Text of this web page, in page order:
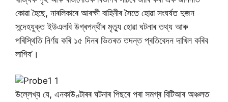
কোৱা হৈছে, নাৰলিকাৰে আৰক্ষী বাহিনীৰ সৈতে হোৱা সংঘৰ্ষত দুজন
সন্দেহযুক্ত ইউএলবি উগ্ৰপন্থীৰ মৃত্যু হোৱা ঘটনাৰ তথ্য আৰু
পৰিস্থিতি নিৰ্ণয় কৰি ১৫ দিনৰ ভিতৰত তদন্ত প্ৰতিবেদন দাখিল কৰিব
লাগিব’।
উল্লেখ্য যে, এনকাউণ্টাৰৰ ঘটনাৰ পিছৰে পৰা সমগ্ৰ বিটিআৰ অঞ্চলত